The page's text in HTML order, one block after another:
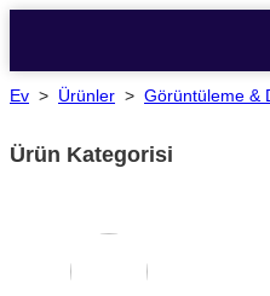
Ev > Ürünler > Görüntüleme &
Ürün Kategorisi